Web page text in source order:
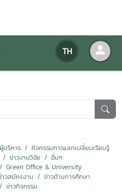
TH
บริหาร
กิจกรรมการแลกเปลี่ยนเรียนรู้
ข่าวงานวิจัย
อื่นๆ
Green Office & University
วสมัครงาน
ข่าวด้านการศึกษา
ข่าวกิจกรรม